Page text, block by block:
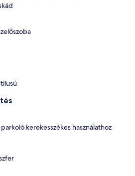
kerekesszékes használathoz